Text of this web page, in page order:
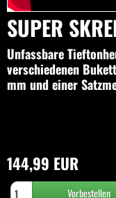
SUPER
Unfassbare
verschiedenen
mm und einer
144,99 EUR